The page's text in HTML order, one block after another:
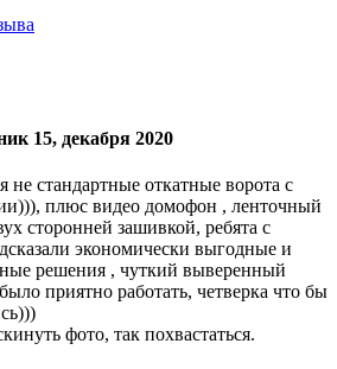
15, декабря 2020
не стандартные откатные ворота с
плюс видео домофон , ленточный
сторонней зашивкой, ребята с
экономически выгодные и
решения , чуткий выверенный
приятно работать, четверка что бы
фото, так похвастаться.